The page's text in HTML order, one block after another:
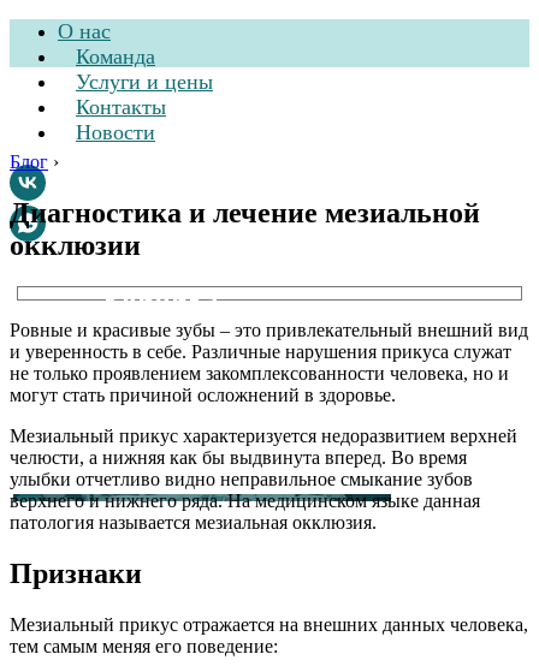
О нас
Команда
Услуги и цены
Контакты
Новости
Стоматологическая
клиника
Блог ›
Диагностика и лечение мезиальной
окклюзии
Ровные и красивые зубы – это привлекательный внешний вид
и уверенность в себе. Различные нарушения прикуса служат
не только проявлением закомплексованности человека, но и
могут стать причиной осложнений в здоровье.
Мезиальный прикус характеризуется недоразвитием верхней
челюсти, а нижняя как бы выдвинута вперед. Во время
улыбки отчетливо видно неправильное смыкание зубов
верхнего и нижнего ряда. На медицинском языке данная
патология называется мезиальная окклюзия.
Признаки
Мезиальный прикус отражается на внешних данных человека,
тем самым меняя его поведение: